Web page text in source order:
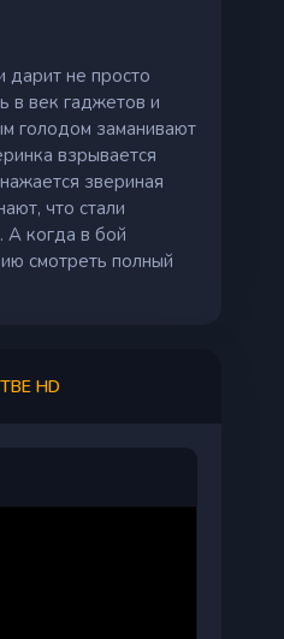
не просто
в век гаджетов и
голодом заманивают
взрывается
звериная
что стали
А когда в бой
смотреть полный
HD